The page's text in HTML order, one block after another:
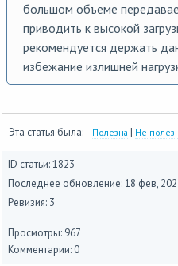
большом объеме
приводить к высокой
рекомендуется держать
избежание излишней
Эта статья была: Полезна | Не
ID статьи: 1823
Последнее обновление:18 фев,
Ревизия: 3
Просмотры: 967
Комментарии: 0